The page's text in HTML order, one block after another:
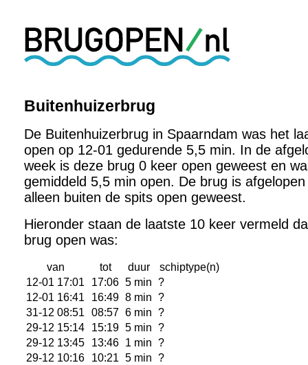
Buitenhuizerbrug
De Buitenhuizerbrug in Spaarndam was het
open op 12-01 gedurende 5,5 min. In de
week is deze brug 0 keer open geweest en
gemiddeld 5,5 min open. De brug is
alleen buiten de spits open geweest.
Hieronder staan de laatste 10 keer vermeld
brug open was:
van tot duur
schiptype(n)
12-01 17:01
17:06 5 min
?
12-01 16:41
16:49 8 min
?
31-12 08:51
08:57 6 min
?
29-12 15:14
15:19 5 min
?
29-12 13:45
13:46 1 min
?
29-12 10:16
10:21 5 min
?